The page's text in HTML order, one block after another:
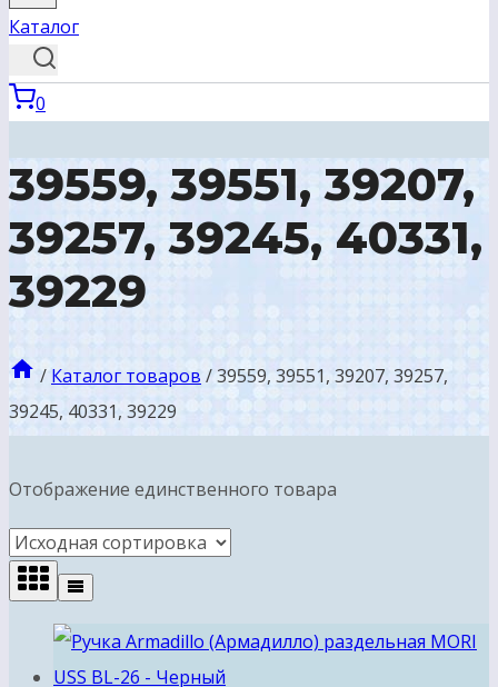
Каталог
0
39559, 39551, 39207,
39257, 39245, 40331,
39229
/ Каталог товаров /39559, 39551, 39207, 39257,
39245, 40331, 39229
Отображение единственного товара